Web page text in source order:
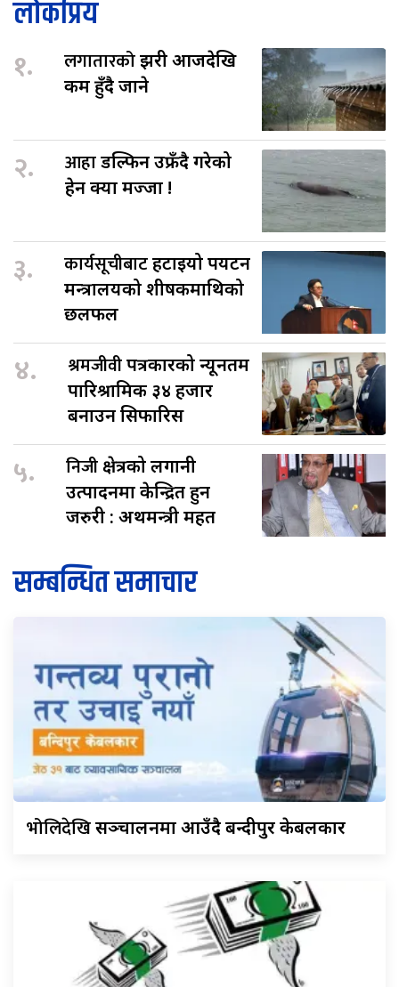
लोकप्रिय
१. लगातारकोझरी आजदेखि
कम हुँदै जाने
२. आहाडल्फिन उफ्रँदै गरेको
हेर्न क्या मज्जा !
३. कार्यसूचीबाटहटाइयो पर्यटन
मन्त्रालयको शीर्षकमाथिको
छलफल
४. श्रमजीवीपत्रकारको न्यूनतम
पारिश्रामिक ३४ हजार
बनाउन सिफारिस
५. निजी क्षेत्रको लगानी
उत्पादनमा केन्द्रित हुन
जरुरी : अर्थमन्त्री महत
सम्बन्धित समाचार
भोलिदेखिसञ्चालनमा आउँदै बन्दीपुर केबलकार